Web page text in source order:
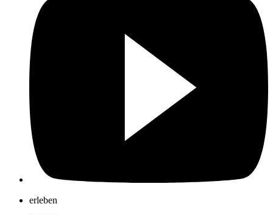
erleben